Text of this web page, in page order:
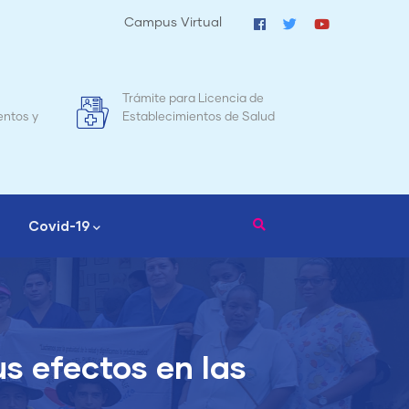
Campus Virtual
Licencia de
de Salud
Mapa de Mortalidad Materna en
Nicaragua
Covid-19
efectos en las